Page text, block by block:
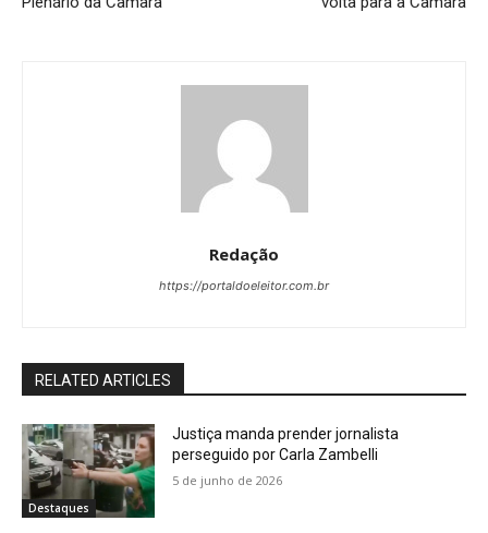
Redação
https://portaldoeleitor.com.br
RELATED ARTICLES
Destaques
Justiça manda prender jornalista
perseguido por Carla Zambelli
5 de junho de 2026